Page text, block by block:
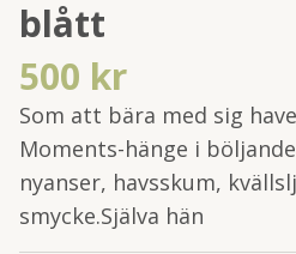
blått
500 kr
Som att bära med sig
Moments-hänge i
nyanser, havsskum,
smycke.Själva hän